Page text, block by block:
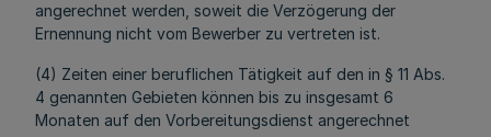
angerechnet werden, soweit die Verzögerung der
Ernennung nicht vom Bewerber zu vertreten ist.
(4) Zeiten einer beruflichen Tätigkeit auf den in § 11 Abs.
4 genannten Gebieten können bis zu insgesamt 6
Monaten auf den Vorbereitungsdienst angerechnet